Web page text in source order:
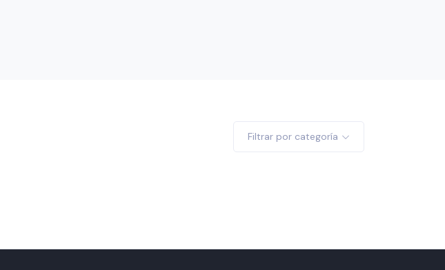
Filtrar por categoría